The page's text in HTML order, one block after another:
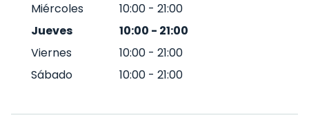
Miércoles
10:00 - 21:00
Jueves
10:00 - 21:00
Viernes
10:00 - 21:00
Sábado
10:00 - 21:00